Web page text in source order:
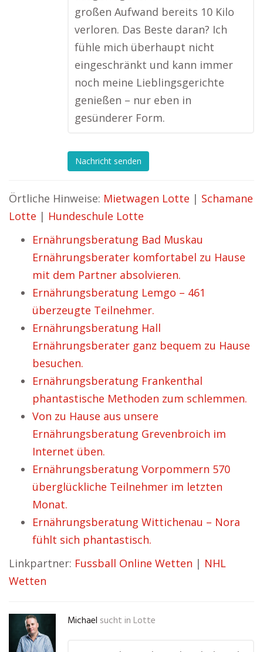
großen Aufwand bereits 10 Kilo
verloren. Das Beste daran? Ich
fühle mich überhaupt nicht
eingeschränkt und kann immer
noch meine Lieblingsgerichte
genießen – nur eben in
gesünderer Form.
Nachricht senden
Örtliche Hinweise: Mietwagen Lotte | Schamane
Lotte | Hundeschule Lotte
Ernährungsberatung Bad Muskau
Ernährungsberater komfortabel zu Hause
mit dem Partner absolvieren.
Ernährungsberatung Lemgo – 461
überzeugte Teilnehmer.
Ernährungsberatung Hall
Ernährungsberater ganz bequem zu Hause
besuchen.
Ernährungsberatung Frankenthal
phantastische Methoden zum schlemmen.
Von zu Hause aus unsere
Ernährungsberatung Grevenbroich im
Internet üben.
Ernährungsberatung Vorpommern 570
überglückliche Teilnehmer im letzten
Monat.
Ernährungsberatung Wittichenau – Nora
fühlt sich phantastisch.
Linkpartner: Fussball Online Wetten | NHL
Wetten
Michael sucht in Lotte